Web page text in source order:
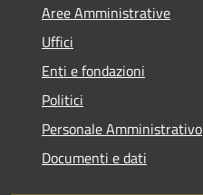
Aree Amministrative
Uffici
Enti e fondazioni
Politici
Personale Amministrativo
Documenti e dati